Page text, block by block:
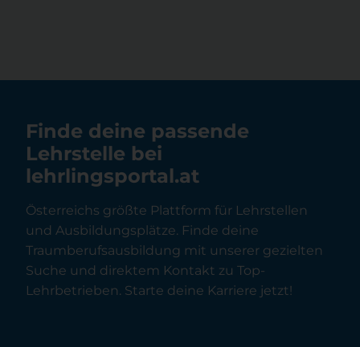
Finde deine passende
Lehrstelle bei
lehrlingsportal.at
Österreichs größte Plattform für Lehrstellen
und Ausbildungsplätze. Finde deine
Traumberufsausbildung mit unserer gezielten
Suche und direktem Kontakt zu Top-
Lehrbetrieben. Starte deine Karriere jetzt!